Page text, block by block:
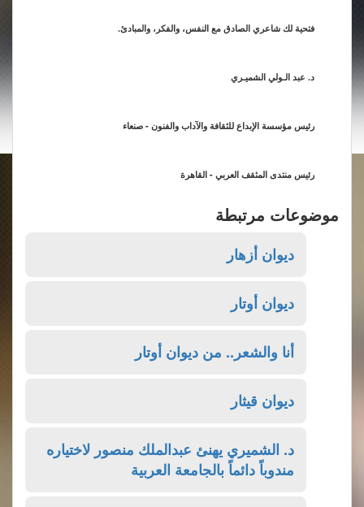
فتحية لك شاعري الصادق مع النفس، والفكر، والمبادئ.
د. عبد الـولي الشميـري
رئيس مؤسسة الإبداع للثقافة والآداب والفنون - صنعاء
رئيس منتدى المثقف العربي - القاهرة
موضوعات مرتبطة
ديوان أزهار
ديوان أوتار
أنا والشعر.. من ديوان أوتار
ديوان قيثار
د. الشميري يهنئ عبدالملك منصور لاختياره
مندوباً دائماً بالجامعة العربية